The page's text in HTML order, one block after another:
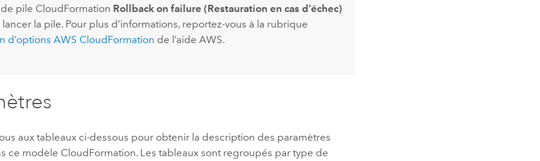
pile CloudFormation Rollback on failure (Restauration en cas d’échec)
lancer la pile. Pour plus d’informations, reportez-vous à la rubrique
d’options AWS CloudFormation de l’aide AWS.
aux tableaux ci-dessous pour obtenir la description des paramètres
ce modèle CloudFormation. Les tableaux sont regroupés par type de